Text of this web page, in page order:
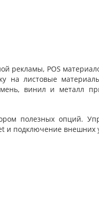
рекламы, POS
на листовые
винил и металл
полезных опций.
подключение внешних